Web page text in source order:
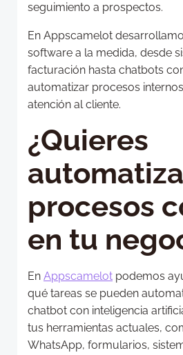
seguimiento a prospectos.
En Appscamelot
software a la medida, desde
facturación hasta chatbots
automatizar procesos
atención al cliente.
¿Quieres
procesos
en tu
En Appscamelot podemos
qué tareas se pueden
chatbot con inteligencia
tus herramientas actuales,
WhatsApp, formularios,